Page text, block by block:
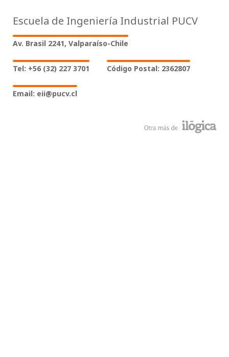
Escuela de Ingeniería Industrial PUCV
Av. Brasil 2241, Valparaíso-Chile
Tel: +56 (32) 227 3701 Código Postal: 2362807
Email: eii@pucv.cl